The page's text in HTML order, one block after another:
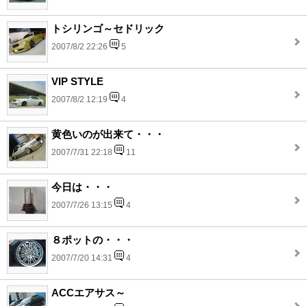
トシリンゴ～セドリック
2007/8/2 22:26 5
VIP STYLE
2007/8/2 12:19 4
黄色いのが出来て・・・
2007/7/31 22:18 11
今日は・・・
2007/7/26 13:15 4
８ポットの・・・
2007/7/20 14:31 4
ACCエアサス～